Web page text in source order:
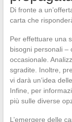
Di fronte a
carta che
Per effettuare una
bisogni personali –
occasionale.
sgradite. Inoltre,
vi darà un’idea
Infine, per
più sulle diverse
L’emergere delle